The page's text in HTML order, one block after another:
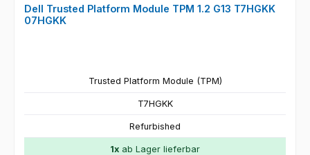
Dell Trusted Platform Module TPM 1.2 G13 T7HGKK
07HGKK
Trusted Platform Module (TPM)
T7HGKK
Refurbished
1x ab Lager lieferbar